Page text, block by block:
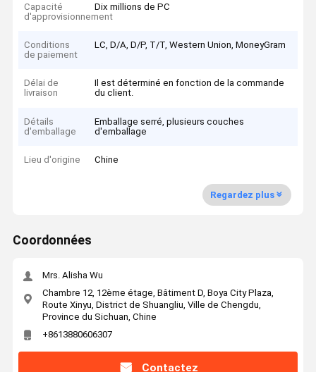
Capacité
d'approvisionnement
Dix millions de PC
Conditions
de paiement
LC, D/A, D/P, T/T, Western Union, MoneyGram
Délai de
livraison
Il est déterminé en fonction de la commande
du client.
Détails
d'emballage
Emballage serré, plusieurs couches
d'emballage
Lieu d'origine Chine
Regardez plus
Coordonnées
Mrs. Alisha Wu
Chambre 12, 12ème étage, Bâtiment D, Boya City Plaza,
Route Xinyu, District de Shuangliu, Ville de Chengdu,
Province du Sichuan, Chine
+8613880606307
Contactez